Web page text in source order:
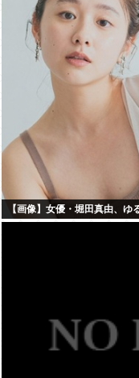
【画像】女優・堀田真由、